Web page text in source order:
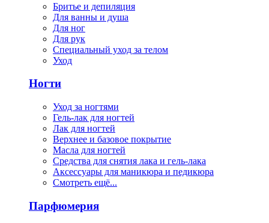
Бритье и депиляция
Для ванны и душа
Для ног
Для рук
Специальный уход за телом
Уход
Ногти
Уход за ногтями
Гель-лак для ногтей
Лак для ногтей
Верхнее и базовое покрытие
Масла для ногтей
Средства для снятия лака и гель-лака
Аксессуары для маникюра и педикюра
Смотреть ещё...
Парфюмерия